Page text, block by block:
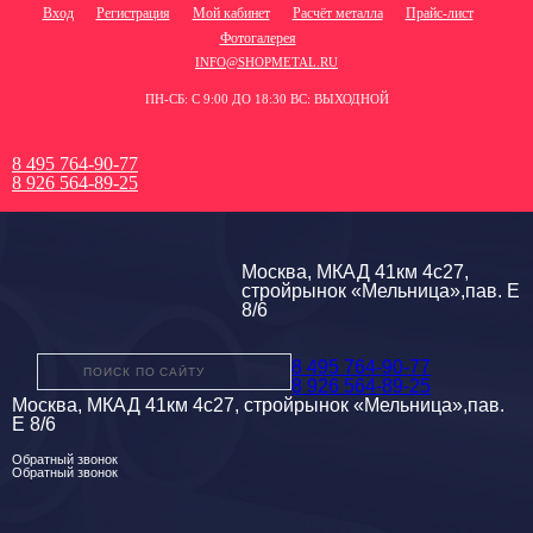
Вход Регистрация Мой кабинет Расчёт металла
Прайс-лист
Фотогалерея
INFO@SHOPMETAL.RU
ПН-СБ: С 9:00 ДО 18:30 ВС: ВЫХОДНОЙ
8 495 764-90-77
8 926 564-89-25
Москва, МКАД 41км 4с27,
стройрынок «Мельница»,пав. Е
8/6
8 495 764-90-77
8 926 564-89-25
Москва, МКАД 41км 4с27, стройрынок «Мельница»,пав.
Е 8/6
Обратный звонок
Обратный звонок